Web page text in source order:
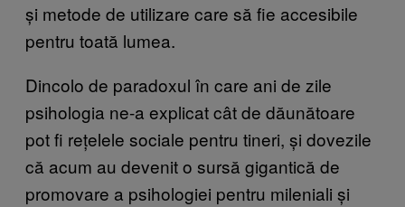
și metode de utilizare care să fie accesibile
pentru toată lumea.
Dincolo de paradoxul în care ani de zile
psihologia ne-a explicat cât de dăunătoare
pot fi rețelele sociale pentru tineri, și dovezile
că acum au devenit o sursă gigantică de
promovare a psihologiei pentru mileniali și